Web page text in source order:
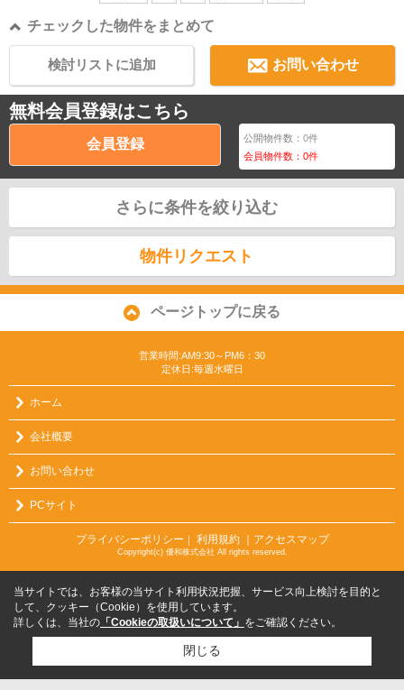
チェックした物件をまとめて
お問い合わせ
検討リストに追加
無料会員登録はこちら
会員登録 公開物件数：0件
会員物件数：0件
さらに条件を絞り込む
物件リクエスト
ページトップに戻る
営業時間:AM9:30～PM6：30
定休日:毎週水曜日
ホーム
会社概要
お問い合わせ
PCサイト
プライバシーポリシー ｜ 利用規約 ｜アクセスマップ
Copyright(c) 優和株式会社 All rights reserved.
当サイトでは、お客様の当サイト利用状況把握、サービス向上検討を目的と
して、クッキー（Cookie）を使用しています。
詳しくは、当社の 「Cookieの取扱いについて」 をご確認ください。
閉じる